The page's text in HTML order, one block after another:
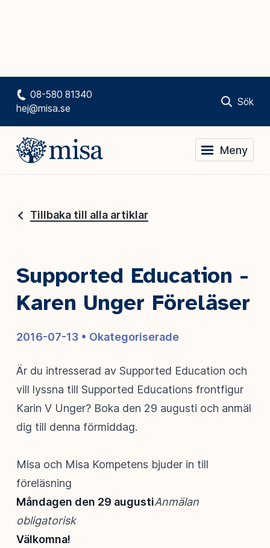
08-580 81340
hej@misa.se
Sök
Meny
Tillbaka till alla artiklar
Supported Education -
Karen Unger Föreläser
2016-07-13 • Okategoriserade
Är du intresserad av Supported Education och
vill lyssna till Supported Educations frontfigur
Karin V Unger? Boka den 29 augusti och anmäl
dig till denna förmiddag.
Misa och Misa Kompetens bjuder in till
föreläsning
Måndagen den 29 augustiAnmälan
obligatorisk
Välkomna!